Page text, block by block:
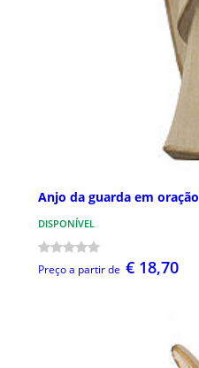
Anjo da guarda em
DISPONÍVEL
Preço a partir de € 18,70